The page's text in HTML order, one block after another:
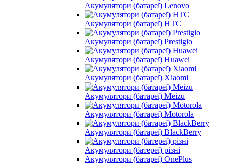
Акумулятори (батареї) Lenovo
Акумулятори (батареї) HTC
Акумулятори (батареї) Prestigio
Акумулятори (батареї) Huawei
Акумулятори (батареї) Xiaomi
Акумулятори (батареї) Meizu
Акумулятори (батареї) Motorola
Акумулятори (батареї) BlackBerry
Акумулятори (батереї) різні
Акумулятори (батареї) OnePlus